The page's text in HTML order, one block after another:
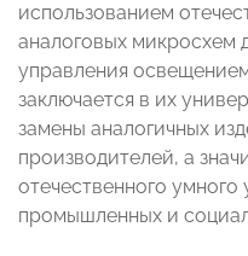
использованием
аналоговых микросхем
управления
заключается в их
замены аналогичных
производителей, а
отечественного
промышленных и